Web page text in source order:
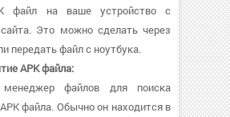
файл на ваше устройство с
сайта. Это можно сделать через
передать файл с ноутбука.
APK файла:
менеджер файлов для поиска
файла. Обычно он находится в